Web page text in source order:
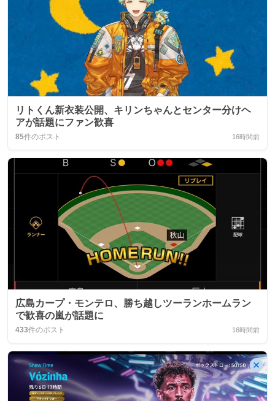
リトくん新衣装公開、キリンちゃんとセンター分けヘ
アが話題にファン歓喜
85件のポスト 16時間前
広島カープ・モンテロ、勝ち越しツーランホームラン
で歓喜の嵐が話題に
433件のポスト 16時間前